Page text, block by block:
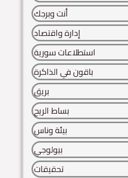
أنت وبرجك
إدارة واقتصاد
استطلاعات سورية
باقون في الذاكرة
بريق
بساط الريح
بيئة وناس
بيولوجي
تحقيقات